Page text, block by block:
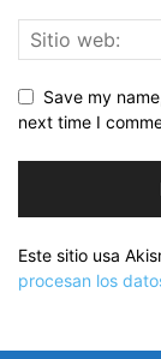
Save my
next time I
Este sitio usa
procesan los